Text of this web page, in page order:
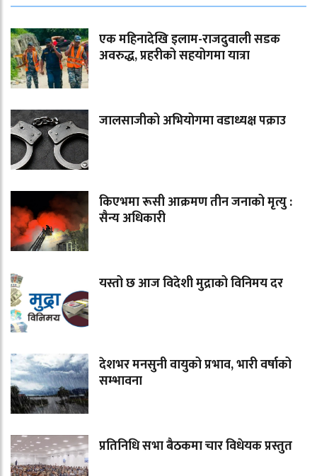
एक महिनादेखि इलाम-राजदुवाली सडक
अवरुद्ध, प्रहरीको सहयोगमा यात्रा
जालसाजीको अभियोगमा वडाध्यक्ष पक्राउ
किएभमा रूसी आक्रमण तीन जनाको मृत्यु :
सैन्य अधिकारी
यस्तो छ आज विदेशी मुद्राको विनिमय दर
देशभर मनसुनी वायुको प्रभाव, भारी वर्षाको
सम्भावना
प्रतिनिधि सभा बैठकमा चार विधेयक प्रस्तुत